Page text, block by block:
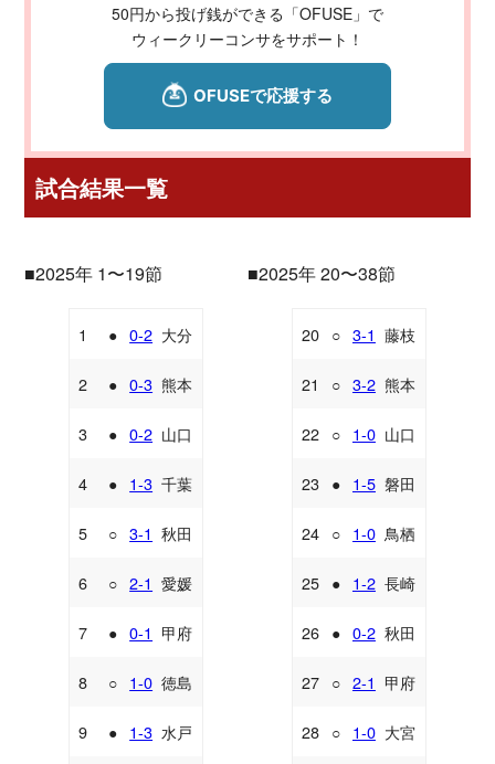
50円から投げ銭ができる「OFUSE」で
ウィークリーコンサをサポート！
試合結果一覧
■2025年 1〜19節
1 ● 0-2 大分
2 ● 0-3 熊本
3 ● 0-2 山口
4 ● 1-3 千葉
5 ○ 3-1 秋田
6 ○ 2-1 愛媛
7 ● 0-1 甲府
8 ○ 1-0 徳島
9 ● 1-3 水戸
■2025年 20〜38節
20 ○ 3-1 藤枝
21 ○ 3-2 熊本
22 ○ 1-0 山口
23 ● 1-5 磐田
24 ○ 1-0 鳥栖
25 ● 1-2 長崎
26 ● 0-2 秋田
27 ○ 2-1 甲府
28 ○ 1-0 大宮